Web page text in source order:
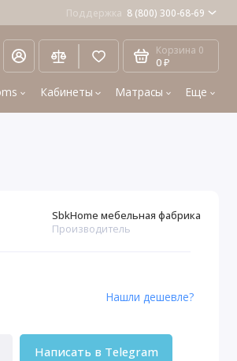
Поддержка 8 (800) 300-68-69
Корзина 0
0 ₽
Кабинеты Матрасы Еще
SbkHome мебельная фабрика
Производитель
Написать в Telegram
Нашли дешевле?